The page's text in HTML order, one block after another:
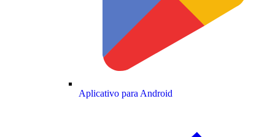
Aplicativo para Android